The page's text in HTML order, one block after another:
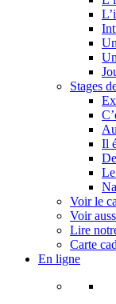
Stages
Il
Voir le
Voir
Lire
Carte
En ligne